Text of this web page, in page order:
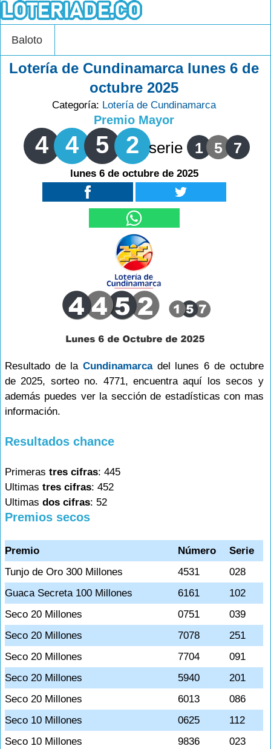
Baloto
Lotería de Cundinamarca lunes 6 de
octubre 2025
Categoría: Lotería de Cundinamarca
Premio Mayor
4 4 5 2 serie 1 5 7
lunes 6 de octubre de 2025
Resultado de laCundinamarcadel lunes 6 de octubre
de 2025, sorteo no. 4771, encuentra aquí los secos y
además puedes ver la sección de estadísticas con mas
información.
Resultados chance
Primeras tres cifras: 445
Ultimas tres cifras: 452
Ultimas dos cifras: 52
Premios secos
Premio Número
Serie
Tunjo de Oro 300 Millones
4531
028
Guaca Secreta 100 Millones
6161
102
Seco 20 Millones
0751
039
Seco 20 Millones
7078
251
Seco 20 Millones
7704
091
Seco 20 Millones
5940
201
Seco 20 Millones
6013
086
Seco 10 Millones
0625
112
Seco 10 Millones
9836
023